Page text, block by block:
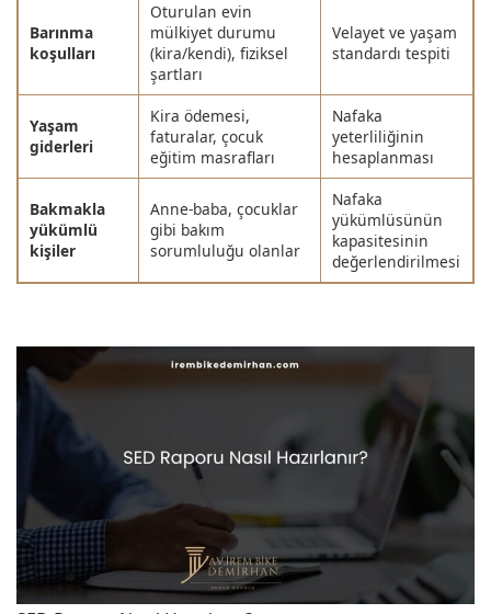
Barınma
koşulları
Oturulan evin
mülkiyet durumu
(kira/kendi), fiziksel
şartları
Velayet ve yaşam
standardı tespiti
Yaşam
giderleri
Kira ödemesi,
faturalar, çocuk
eğitim masrafları
Nafaka
yeterliliğinin
hesaplanması
Bakmakla
yükümlü
kişiler
Anne-baba, çocuklar
gibi bakım
sorumluluğu olanlar
Nafaka
yükümlüsünün
kapasitesinin
değerlendirilmesi